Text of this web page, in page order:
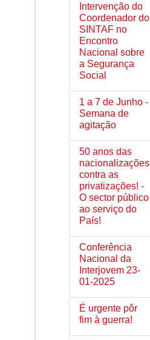
Intervenção do
Coordenador do
SINTAF no
Encontro
Nacional sobre
a Segurança
Social
1 a 7 de Junho -
Semana de
agitação
50 anos das
nacionalizações
contra as
privatizações! -
O sector público
ao serviço do
País!
Conferência
Nacional da
Interjovem 23-
01-2025
É urgente pôr
fim à guerra!